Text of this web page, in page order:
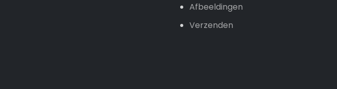
Afbeeldingen
Verzenden